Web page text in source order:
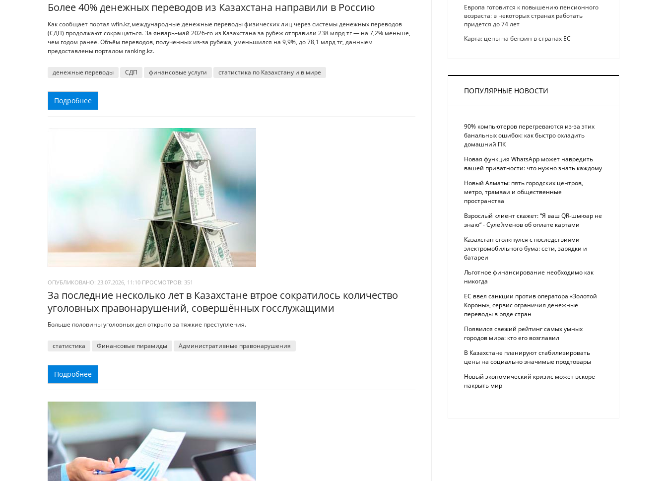
Более 40% денежных переводов из Казахстана направили в Россию
Как сообщает портал wfin.kz,международные денежные переводы физических лиц через системы денежных переводов
(СДП) продолжают сокращаться. За январь–май 2026-го из Казахстана за рубеж отправили 238 млрд тг — на 7,2% меньше,
чем годом ранее. Объём переводов, полученных из-за рубежа, уменьшился на 9,9%, до 78,1 млрд тг, данныем
предоставлены порталом ranking.kz.
денежные переводы СДП финансовые услуги статистика по Казахстану и в мире
Подробнее
ОПУБЛИКОВАНО: 23.07.2026, 11:10 ПРОСМОТРОВ: 351
За последние несколько лет в Казахстане втрое сократилось количество
уголовных правонарушений, совершённых госслужащими
Больше половины уголовных дел открыто за тяжкие преступления.
статистика Финансовые пирамиды Административные правонарушения
Подробнее
Европа готовится к повышению пенсионного
возраста: в некоторых странах работать
придется до 74 лет
Карта: цены на бензин в странах ЕС
ПОПУЛЯРНЫЕ НОВОСТИ
90% компьютеров перегреваются из-за этих
банальных ошибок: как быстро охладить
домашний ПК
Новая функция WhatsApp может навредить
вашей приватности: что нужно знать каждому
Новый Алматы: пять городских центров,
метро, трамваи и общественные
пространства
Взрослый клиент скажет: “Я ваш QR-шмюар не
знаю“ - Сулейменов об оплате картами
Казахстан столкнулся с последствиями
электромобильного бума: сети, зарядки и
батареи
Льготное финансирование необходимо как
никогда
ЕС ввел санкции против оператора «Золотой
Короны», сервис ограничил денежные
переводы в ряде стран
Появился свежий рейтинг самых умных
городов мира: кто его возглавил
В Казахстане планируют стабилизировать
цены на социально значимые продтовары
Новый экономический кризис может вскоре
накрыть мир